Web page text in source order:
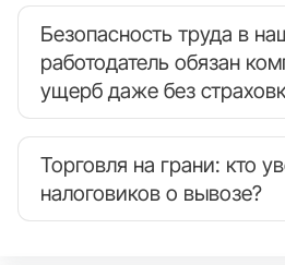
Безопасность труда в
работодатель обязан
ущерб даже без
Торговля на грани: кто
налоговиков о вывозе?